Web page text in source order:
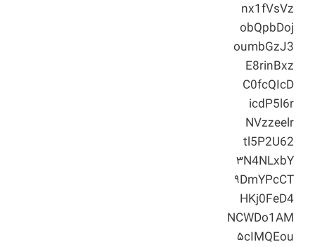
nx1fVsVz
obQpbDoj
oumbGzJ3
E8rinBxz
C0fcQIcD
icdP5l6r
NVzzeelr
tl5P2U62
۳N4NLxbY
۹DmYPcCT
HKj0FeD4
NCWDo1AM
۵cIMQEou